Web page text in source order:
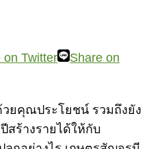
on Twitter
Share on
ยคุณประโยชน์ รวมถึงยัง
สร้างรายได้ให้กับ